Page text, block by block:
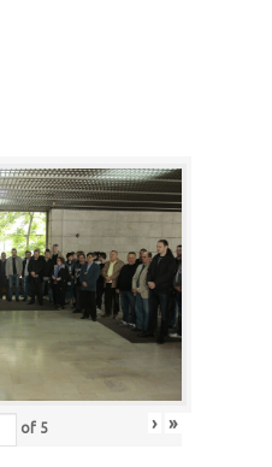
of 5 › »